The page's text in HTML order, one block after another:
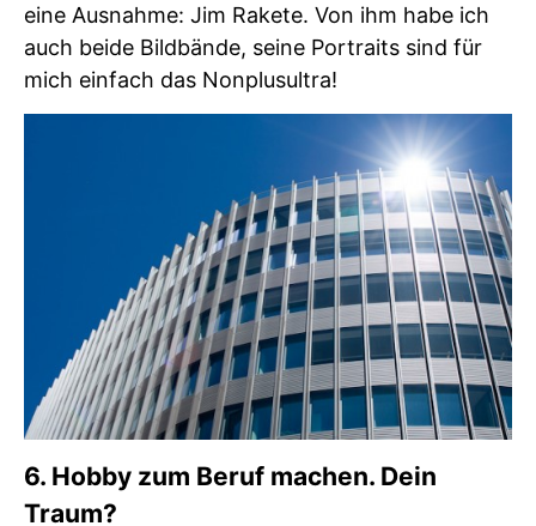
eine Ausnahme: Jim Rakete. Von ihm habe ich
auch beide Bildbände, seine Portraits sind für
mich einfach das Nonplusultra!
6. Hobby zum Beruf machen. Dein
Traum?